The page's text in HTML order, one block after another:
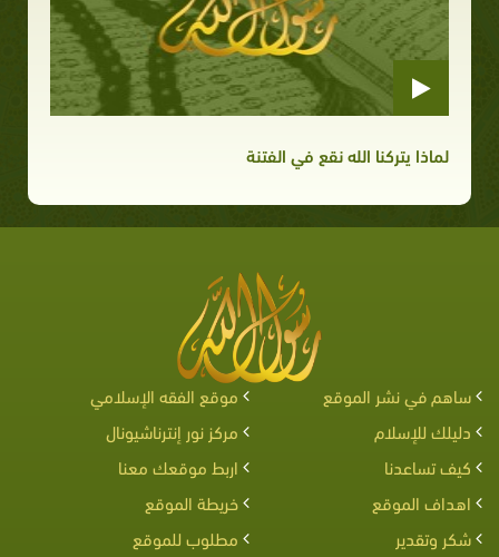
لماذا يتركنا الله نقع في الفتنة
ساهم في نشر الموقع
موقع الفقه الإسلامي
دليلك للإسلام
مركز نور إنترناشيونال
كيف تساعدنا
اربط موقعك معنا
اهداف الموقع
خريطة الموقع
شكر وتقدير
مطلوب للموقع